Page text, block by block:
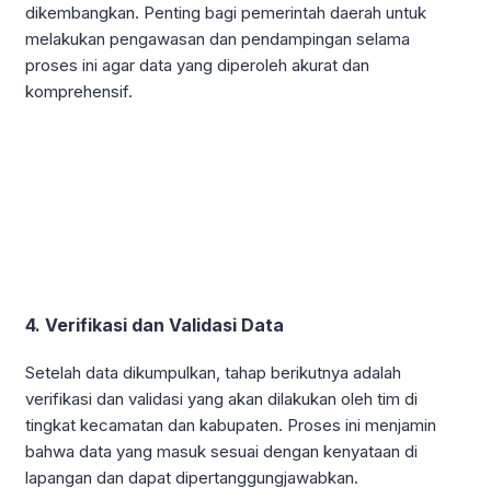
dikembangkan. Penting bagi pemerintah daerah untuk
melakukan pengawasan dan pendampingan selama
proses ini agar data yang diperoleh akurat dan
komprehensif.
4. Verifikasi dan Validasi Data
Setelah data dikumpulkan, tahap berikutnya adalah
verifikasi dan validasi yang akan dilakukan oleh tim di
tingkat kecamatan dan kabupaten. Proses ini menjamin
bahwa data yang masuk sesuai dengan kenyataan di
lapangan dan dapat dipertanggungjawabkan.